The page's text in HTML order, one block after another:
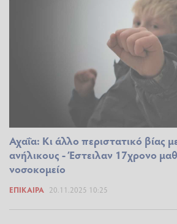
Αχαΐα: Κι άλλο περιστατικό βίας
ανήλικους - Έστειλαν 17χρονο
νοσοκομείο
ΕΠΊΚΑΙΡΑ 20.11.2025 10:25